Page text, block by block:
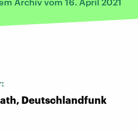
Deutschlandfunk